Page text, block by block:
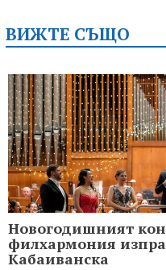
ВИЖТЕ СЪЩО
Новогодишният
филхармония
Кабаиванска